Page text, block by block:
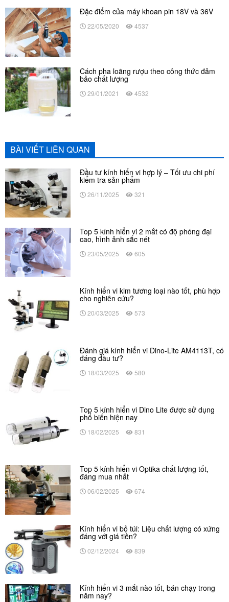
Đặc điểm của máy khoan pin 18V và 36V
22/05/2020 4537
Cách pha loãng rượu theo công thức đảm
bảo chất lượng
29/01/2021 4532
BÀI VIẾT LIÊN QUAN
Đầu tư kính hiển vi hợp lý – Tối ưu chi phí
kiểm tra sản phẩm
26/11/2025 321
Top 5 kính hiển vi 2 mắt có độ phóng đại
cao, hình ảnh sắc nét
23/05/2025 605
Kính hiển vi kim tương loại nào tốt, phù hợp
cho nghiên cứu?
20/03/2025 573
Đánh giá kính hiển vi Dino-Lite AM4113T, có
đáng đầu tư?
18/03/2025 580
Top 5 kính hiển vi Dino Lite được sử dụng
phổ biến hiện nay
18/02/2025 831
Top 5 kính hiển vi Optika chất lượng tốt,
đáng mua nhất
06/02/2025 674
Kính hiển vi bỏ túi: Liệu chất lượng có xứng
đáng với giá tiền?
02/12/2024 839
Kính hiển vi 3 mắt nào tốt, bán chạy trong
năm nay?